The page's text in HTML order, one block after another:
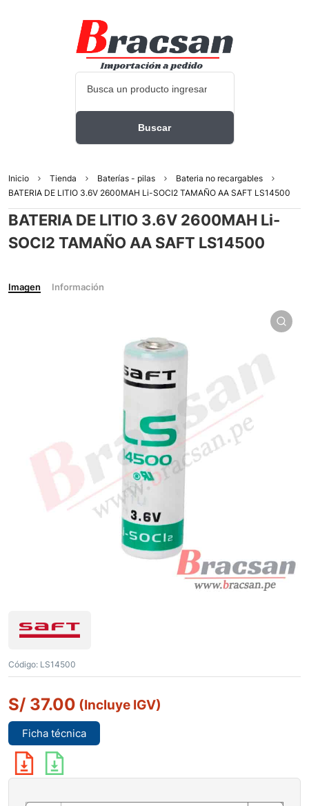
Inicio Tienda Baterías - pilas
Bateria no recargables
BATERIA DE LITIO 3.6V 2600MAH Li-SOCI2 TAMAÑO AA SAFT LS14500
BATERIA DE LITIO 3.6V 2600MAH Li-
SOCI2 TAMAÑO AA SAFT LS14500
Imagen Información
Código: LS14500
S/ 37.00 (Incluye IGV)
Ficha técnica